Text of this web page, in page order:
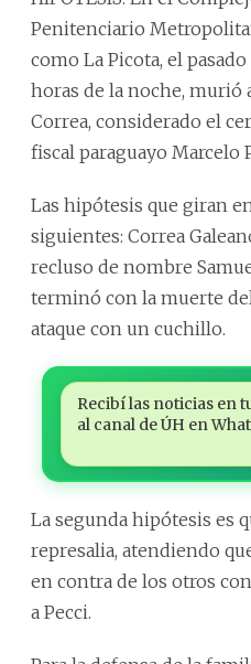
Penitenciario
como La Picota, el
horas de la noche, murió
Correa, considerado el
fiscal paraguayo Marcelo
Las hipótesis que giran
siguientes: Correa
recluso de nombre
terminó con la muerte
ataque con un cuchillo.
Recibí las noticias en
al canal de ÚH en
La segunda hipótesis es
represalia, atendiendo
en contra de los otros
a Pecci.